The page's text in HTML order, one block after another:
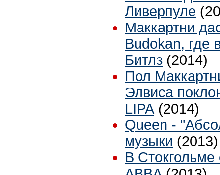
Ливерпуле
Маккартни
Budokan, где
Битлз (2014)
Пол
Элвиса
LIPA (2014)
Queen -
музыки (2013)
В Стокгольме